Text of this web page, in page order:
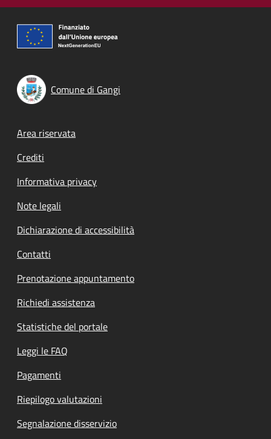
Comune di Gangi
Footer menu
Area riservata
Crediti
Informativa privacy
Note legali
Dichiarazione di accessibilità
Contatti
Prenotazione appuntamento
Richiedi assistenza
Statistiche del portale
Leggi le FAQ
Pagamenti
Riepilogo valutazioni
Segnalazione disservizio